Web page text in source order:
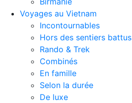
Voyages au Vietnam
Incontournables
Hors des sentiers battus
Rando & Trek
Combinés
En famille
Selon la durée
De luxe